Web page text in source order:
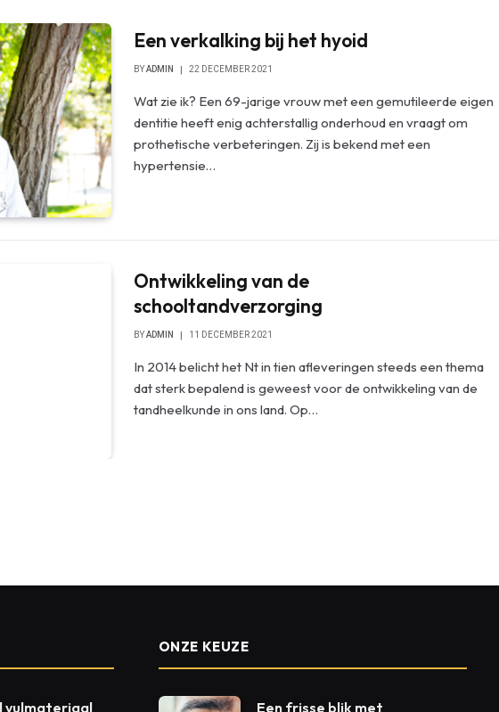
Een verkalking bij het hyoid
BYADMIN 22 DECEMBER 2021
Wat zie ik? Een 69-jarige vrouw met een gemutileerde eigen
dentitie heeft enig achterstallig onderhoud en vraagt om
prothetische verbeteringen. Zij is bekend met een
hypertensie…
Ontwikkeling van de
schooltandverzorging
BYADMIN 11 DECEMBER 2021
In 2014 belicht het Nt in tien afleveringen steeds een thema
dat sterk bepalend is geweest voor de ontwikkeling van de
tandheelkunde in ons land. Op…
vulmateriaal
ONZE KEUZE
Een frisse blik met